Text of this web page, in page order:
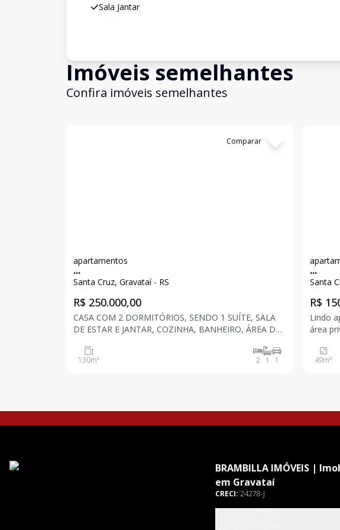
Sala Jantar
Imóveis semelhantes
Confira imóveis semelhantes
Comparar
apartamentos
...
Santa Cruz, Gravataí - RS
R$ 250.000,00
CASA COM 2 DORMITÓRIOS, SENDO 1 SUÍTE, SALA
DE ESTAR E JANTAR, COZINHA, BANHEIRO, ÁREA DE
PARA 1 CARRO, COM 82 M² DE ÁREA PRIVATIVA.
130m² 2 1 1
...
Santa
R$
Lindo
área
49m²
BRAMBILLA IMÓVEIS |
em Gravataí
CRECI: 24278-J